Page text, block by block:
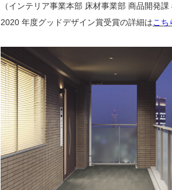
（インテリア事業本部 床材事業部 商品開発課
2020 年度グッドデザイン賞受賞の詳細はこち